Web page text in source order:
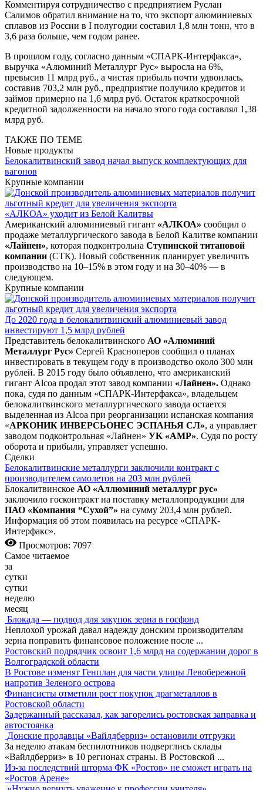
Комментируя сотрудничество с предприятием Руслан
Салимов обратил внимание на то, что экспорт алюминиевых
сплавов из России в I полугодии составил 1,8 млн тонн, что в
3,6 раза больше, чем годом ранее.
В прошлом году, согласно данным «СПАРК-Интерфакса»,
выручка «Алюминий Металлург Рус» выросла на 6%,
превысив 11 млрд руб., а чистая прибыль почти удвоилась,
составив 703,2 млн руб., предприятие получило кредитов и
займов примерно на 1,6 млрд руб. Остаток краткосрочной
кредитной задолженности на начало этого года составлял 1,38
млрд руб.
ТАКЖЕ ПО ТЕМЕ
Новые продукты
Белокалитвинский завод начал выпуск комплектующих для
вагонов
Крупные компании
«АЛКОА» уходит из Белой Калитвы
Американский алюминиевый гигант «АЛКОА» сообщил о
продаже металлургического завода в Белой Калитве компании
«Лайнен», которая подконтрольна Ступинской титановой
компании (СТК). Новый собственник планирует увеличить
производство на 10–15% в этом году и на 30–40% — в
следующем.
Крупные компании
До 2020 года в белокалитвинский алюминиевый завод
инвестируют 1,5 млрд рублей
Представитель белокалитвинского АО «Алюминий
Металлург Рус» Сергей Красноперов сообщил о планах
инвестировать в текущем году в производство около 300 млн
рублей. В 2015 году было объявлено, что американский
гигант Alcoa продал этот завод компании «Лайнен». Однако
пока, судя по данным «СПАРК-Интерфакса», владельцем
белокалитвинского металлургического завода остается
выделенная из Alcoa при реорганизации испанская компания
«АРКОНИК ИНВЕРСЬОНЕС ЭСПАНЬЯ СЛ», а управляет
заводом подконтрольная «Лайнен» УK «АМР». Судя по росту
оборота и прибыли, управляет успешно.
Сделки
Белокалитвинские металлурги заключили контракт с
производителем самолетов на 203 млн рублей
Блокалитвинское АО «Аллюминий металлург рус»
заключило госконтракт на поставку металлопродукции для
ПАО «Компания “Сухой”» на сумму 203,4 млн рублей.
Информация об этом появилась на ресурсе «СПАРК-
Интерфакс».
Просмотров: 7097
Самое читаемое
за
сутки
сутки
неделю
месяц
Блокада — подвод для закупок зерна в госфонд
Неплохой урожай давал надежду донским производителям
зерна поправить финансовое положение после ...
Ростовский подрядчик освоит 1,6 млрд на содержании дорог в
Волгоградской области
В Ростове изменят Генплан для части улицы Левобережной
напротив Зеленого острова
Финансисты отметили рост покупок драгметаллов в
Ростовской области
Задержанный рассказал, как загорелись ростовская заправка и
автостоянка
Донские продавцы «Вайлдберриз» остановили отгрузки
За неделю атакам беспилотников подверглись склады
«Вайлдберриз» в 10 регионах страны. В Ростовской ...
Из-за последствий шторма ФК «Ростов» не сможет играть на
«Ростов Арене»